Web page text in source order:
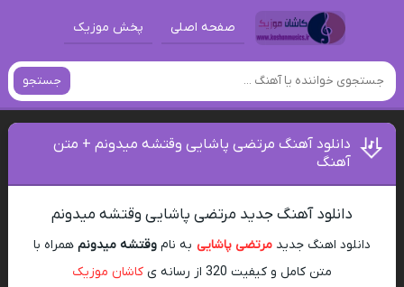
صفحه اصلی پخش موزیک
جستجو
دانلود آهنگ مرتضی پاشایی وقتشه میدونم + متن
آهنگ
دانلود آهنگ جدید مرتضی پاشایی وقتشه میدونم
دانلود اهنگ جدید مرتضی پاشایی به نام وقتشه میدونم همراه با
متن کامل و کیفیت 320 از رسانه ی
کاشان موزیک